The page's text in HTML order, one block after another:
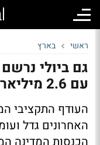
ראשי בארץ
עם 2.6 מיליארד שקל